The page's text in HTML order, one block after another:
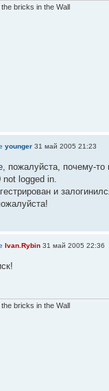
bricks in the Wall
younger31 май 2005 21:23
пожалуйста, почему-
not logged in.
и
Ivan.Rybin31 май 2005 22:36
bricks in the Wall